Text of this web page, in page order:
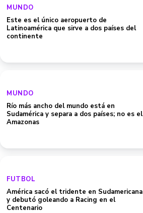
MUNDO
Este es el único aeropuerto de
Latinoamérica que sirve a dos países del
continente
MUNDO
Río más ancho del mundo está en
Sudamérica y separa a dos países; no es el
Amazonas
FUTBOL
América sacó el tridente en Sudamericana
y debutó goleando a Racing en el
Centenario